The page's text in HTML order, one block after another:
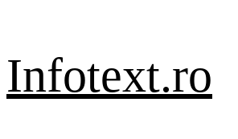
Infotext.ro